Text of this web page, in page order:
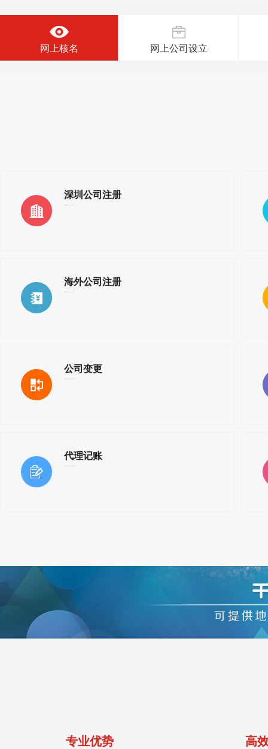
网上核名 网上公司设立
深圳公司注册
海外公司注册
公司变更
代理记账
专业优势 高